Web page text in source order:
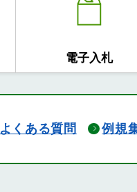
電子入札
よくある質問 例規